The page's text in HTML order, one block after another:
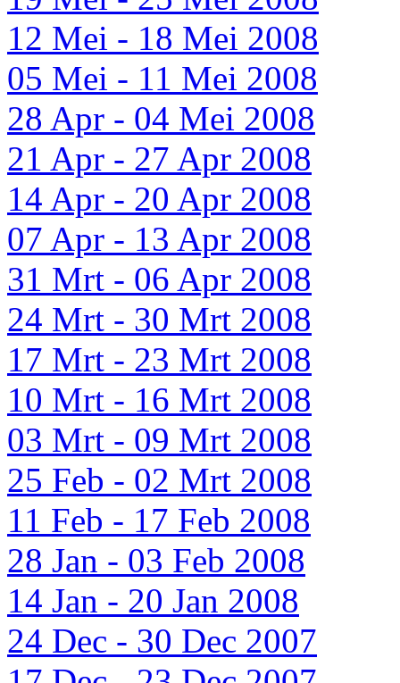
12 Mei - 18 Mei 2008
05 Mei - 11 Mei 2008
28 Apr - 04 Mei 2008
21 Apr - 27 Apr 2008
14 Apr - 20 Apr 2008
07 Apr - 13 Apr 2008
31 Mrt - 06 Apr 2008
24 Mrt - 30 Mrt 2008
17 Mrt - 23 Mrt 2008
10 Mrt - 16 Mrt 2008
03 Mrt - 09 Mrt 2008
25 Feb - 02 Mrt 2008
11 Feb - 17 Feb 2008
28 Jan - 03 Feb 2008
14 Jan - 20 Jan 2008
24 Dec - 30 Dec 2007